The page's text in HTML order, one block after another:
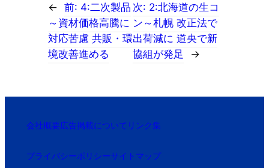
← 前: 4:二次製品
～資材価格高騰に
対応苦慮 共販・環
境改善進める
次: 2:北海道の生コ
ン～札幌 改正法で
出荷減に 道央で新
協組が発足
→
会社概要広告掲載について リンク集
プライバシーポリシーサイトマップ